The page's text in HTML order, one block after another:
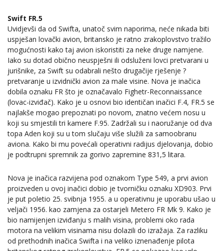
Swift FR.5
Uvidjevši da od Swifta, unatoč svim naporima, neće nikada biti
uspješan lovački avion, britansko je ratno zrakoplovstvo tražilo
mogućnosti kako taj avion iskoristiti za neke druge namjene.
Iako su dotad obično neuspješni ili odsluženi lovci pretvarani u
jurišnike, za Swift su odabrali nešto drugačije rješenje ?
pretvaranje u izvidnički avion za male visine. Nova je inačica
dobila oznaku FR što je označavalo Fighetr-Reconnaissance
(lovac-izviđač). Kako je u osnovi bio identičan inačici F.4, FR.5 se
najlakše mogao prepoznati po novom, znatno većem nosu u
koji su smjestili tri kamere F.95. Zadržali su i naoružanje od dva
topa Aden koji su u tom slučaju više služili za samoobranu
aviona. Kako bi mu povećali operativni radijus djelovanja, dobio
je podtrupni spremnik za gorivo zapremine 831,5 litara.
Nova je inačica razvijena pod oznakom Type 549, a prvi avion
proizveden u ovoj inačici dobio je tvorničku oznaku XD903. Prvi
je put poletio 25. svibnja 1955. a u operativnu je uporabu ušao u
veljači 1956. kao zamjena za ostarjeli Metero FR Mk 9. Kako je
bio namijenjen izviđanju s malih visina, problemi oko rada
motora na velikim visinama nisu dolazili do izražaja. Za razliku
od prethodnih inačica Swifta i na veliko iznenađenje pilota